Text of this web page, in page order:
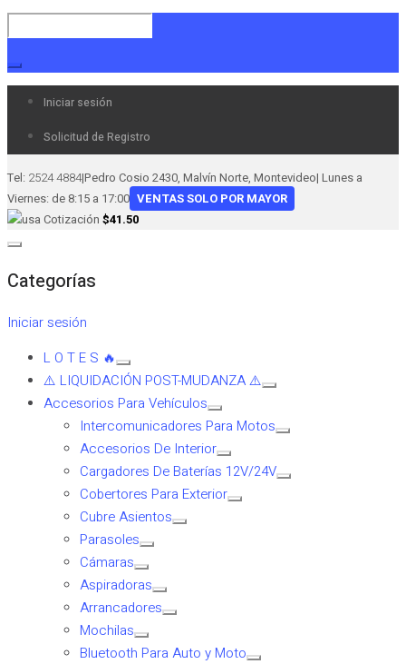
Iniciar sesión
Solicitud de Registro
Tel: 2524 4884|Pedro Cosio 2430, Malvín Norte, Montevideo| Lunes a
Viernes: de 8:15 a 17:00 VENTAS SOLO POR MAYOR
Cotización $41.50
Categorías
Iniciar sesión
L O T E S 🔥
⚠️ LIQUIDACIÓN POST-MUDANZA ⚠️
Accesorios Para Vehículos
Intercomunicadores Para Motos
Accesorios De Interior
Cargadores De Baterías 12V/24V
Cobertores Para Exterior
Cubre Asientos
Parasoles
Cámaras
Aspiradoras
Arrancadores
Mochilas
Bluetooth Para Auto y Moto